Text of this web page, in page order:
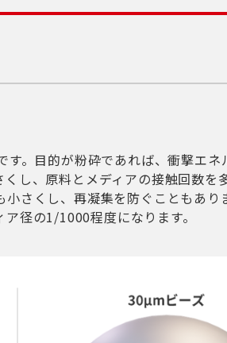
。目的が粉砕であれば、衝撃エ
し、原料とメディアの接触回数を
さくし、再凝集を防ぐこともあり
径の1/1000程度になります。